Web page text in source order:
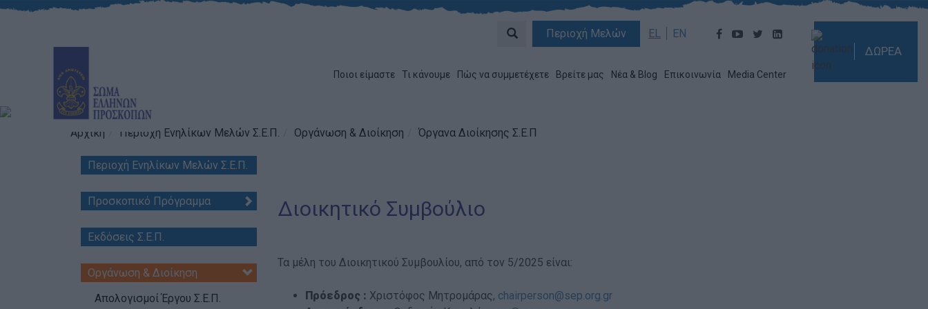
Περιοχή Μελών EL EN
Ποιοι είμαστε Τι κάνουμε Πώς να συμμετέχετε Βρείτε μας Νέα & Blog Επικοινωνία Media Center
ΔΩΡΕΑ
Αρχική Περιοχή Ενηλίκων Μελών Σ.Ε.Π. Οργάνωση & Διοίκηση Όργανα Διοίκησης Σ.Ε.Π
Περιοχή Ενηλίκων Μελών Σ.Ε.Π.
Προσκοπικό Πρόγραμμα
Εκδόσεις Σ.Ε.Π.
Οργάνωση & Διοίκηση
Απολογισμοί Έργου Σ.Ε.Π.
Διοικητικό Συμβούλιο
Τα μέλη του Διοικητικού Συμβουλίου, από τον 5/2025 είναι:
Πρόεδρος : Χριστόφος Μητρομάρας, chairperson@sep.org.gr